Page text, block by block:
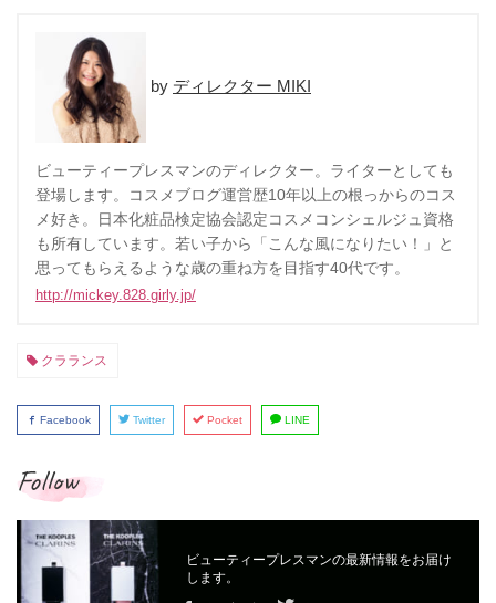
ディレクター MIKI
ビューティープレスマンのディレクター。ライターとしても
登場します。コスメブログ運営歴10年以上の根っからのコス
メ好き。日本化粧品検定協会認定コスメコンシェルジュ資格
も所有しています。若い子から「こんな風になりたい！」と
思ってもらえるような歳の重ね方を目指す40代です。
http://mickey.828.girly.jp/
クラランス
Facebook Twitter Pocket LINE
Follow